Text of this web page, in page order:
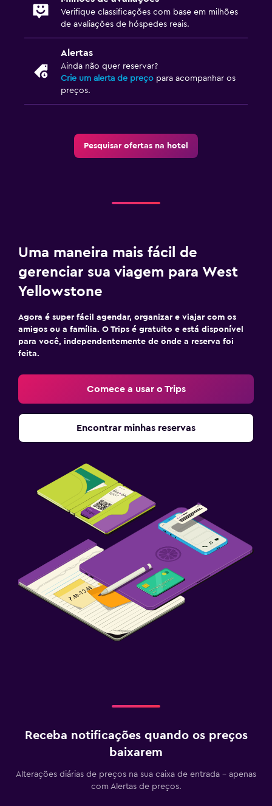
Verifique classificações com base em milhões
de avaliações de hóspedes reais.
Alertas
Ainda não quer reservar?
Crie um alerta de preço para acompanhar os
preços.
Pesquisar ofertas na hotel
Uma maneira mais fácil de
gerenciar sua viagem para West
Yellowstone
Agora é super fácil agendar, organizar e viajar com os
amigos ou a família. O Trips é gratuito e está disponível
para você, independentemente de onde a reserva foi
feita.
Comece a usar o Trips
Encontrar minhas reservas
Receba notificações quando os preços
baixarem
Alterações diárias de preços na sua caixa de entrada - apenas
com Alertas de preços.